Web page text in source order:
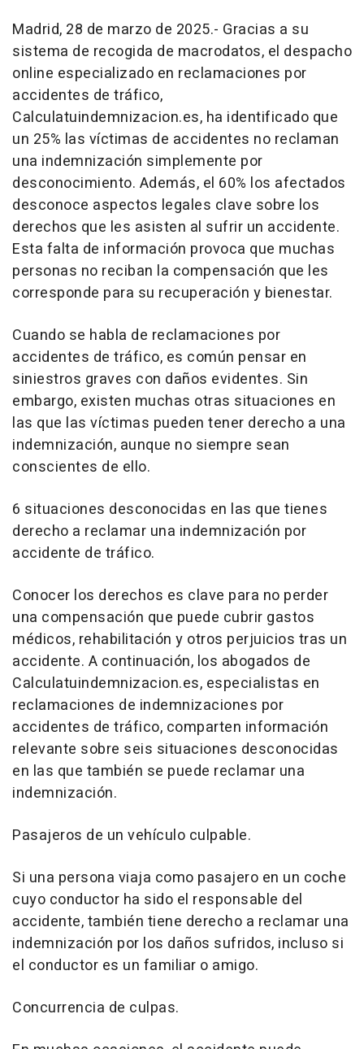
Madrid, 28 de marzo de 2025.- Gracias a su
sistema de recogida de macrodatos, el despacho
online especializado en reclamaciones por
accidentes de tráfico,
Calculatuindemnizacion.es, ha identificado que
un 25% las víctimas de accidentes no reclaman
una indemnización simplemente por
desconocimiento. Además, el 60% los afectados
desconoce aspectos legales clave sobre los
derechos que les asisten al sufrir un accidente.
Esta falta de información provoca que muchas
personas no reciban la compensación que les
corresponde para su recuperación y bienestar.
Cuando se habla de reclamaciones por
accidentes de tráfico, es común pensar en
siniestros graves con daños evidentes. Sin
embargo, existen muchas otras situaciones en
las que las víctimas pueden tener derecho a una
indemnización, aunque no siempre sean
conscientes de ello.
6 situaciones desconocidas en las que tienes
derecho a reclamar una indemnización por
accidente de tráfico.
Conocer los derechos es clave para no perder
una compensación que puede cubrir gastos
médicos, rehabilitación y otros perjuicios tras un
accidente. A continuación, los abogados de
Calculatuindemnizacion.es, especialistas en
reclamaciones de indemnizaciones por
accidentes de tráfico, comparten información
relevante sobre seis situaciones desconocidas
en las que también se puede reclamar una
indemnización.
Pasajeros de un vehículo culpable.
Si una persona viaja como pasajero en un coche
cuyo conductor ha sido el responsable del
accidente, también tiene derecho a reclamar una
indemnización por los daños sufridos, incluso si
el conductor es un familiar o amigo.
Concurrencia de culpas.